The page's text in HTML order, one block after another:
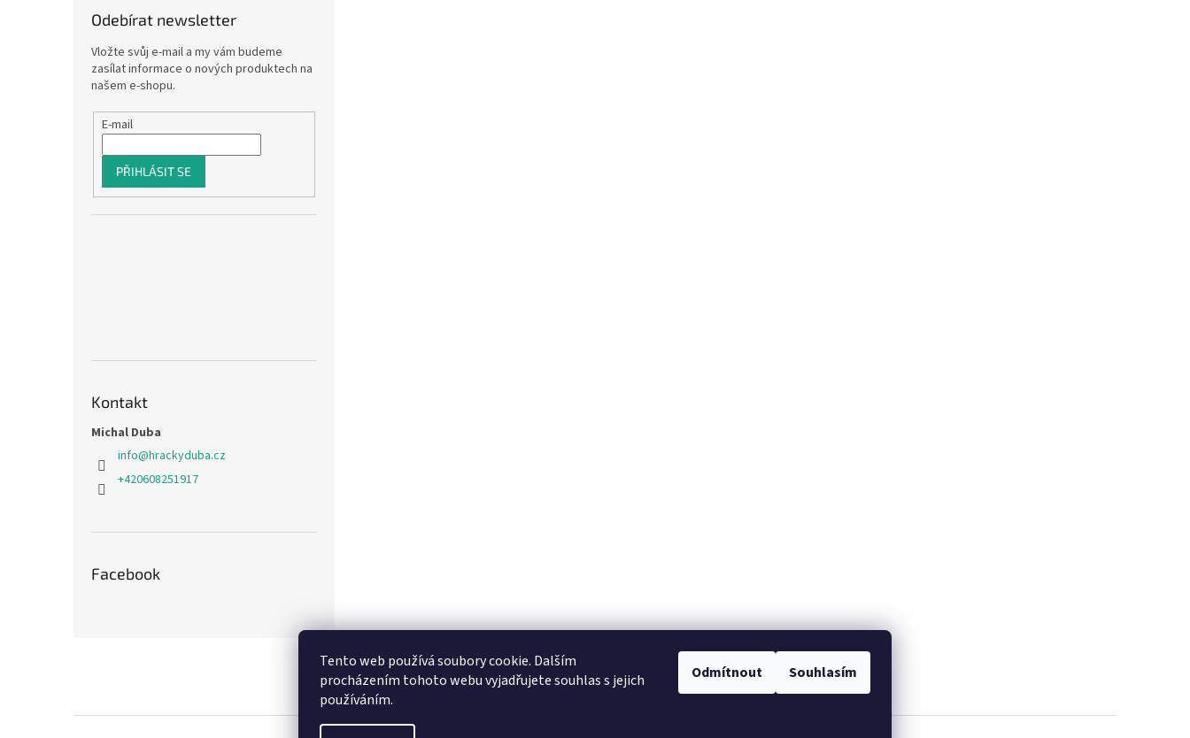
Tento web používá soubory cookie. Dalším
procházením tohoto webu vyjadřujete souhlas s jejich
používáním.
Odmítnout Souhlasím
Odebírat newsletter
Vložte svůj e-mail a my vám budeme
zasílat informace o nových produktech na
našem e-shopu.
E-mail
PŘIHLÁSIT SE
Kontakt
Michal Duba
info@hrackyduba.cz
+420608251917
Facebook
NajduZboží.cz Pricemania.cz - Porovnávání cen